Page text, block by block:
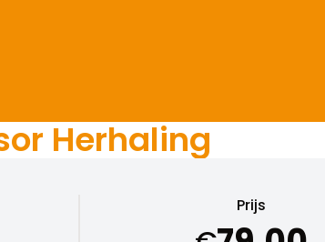
Herhaling
Prijs